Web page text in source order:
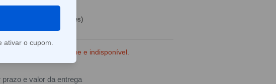
avaliações de clientes)
está fora de estoque e indisponível.
prazo e valor da entrega
ativar o cupom.